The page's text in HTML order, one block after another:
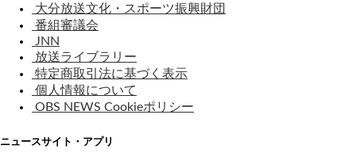
大分放送文化・スポーツ振興財団
番組審議会
JNN
放送ライブラリー
特定商取引法に基づく表示
個人情報について
OBS NEWS Cookieポリシー
ニュースサイト・アプリ